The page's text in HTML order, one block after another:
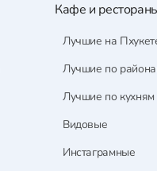
Кафе и
Лучшие на
Лучшие по
Лучшие по кухням
Видовые
Инстаграмные